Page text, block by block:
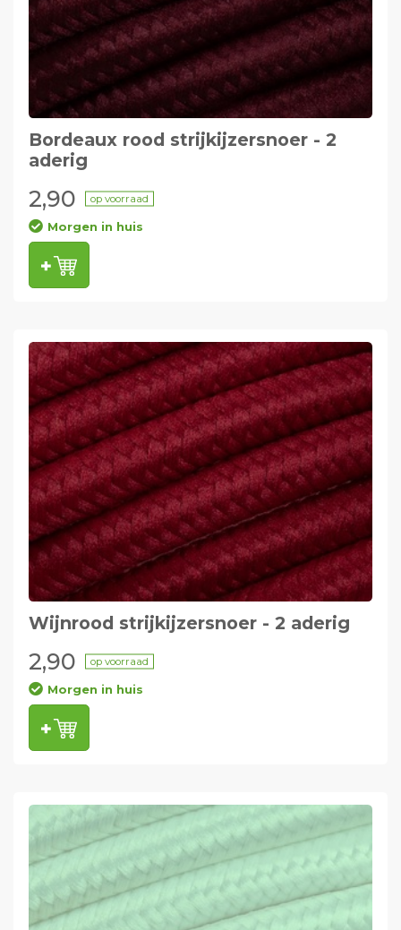
Bordeaux rood strijkijzersnoer - 2
aderig
2,90 op voorraad
Morgen in huis
Wijnrood strijkijzersnoer - 2 aderig
2,90 op voorraad
Morgen in huis